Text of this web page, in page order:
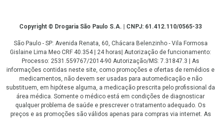
CopyrightCopyright © Drogaria São Paulo S.A. | CNPJ: 61.412.110/0565-33
São Paulo - SP: Avenida Renata, 60, Chácara Belenzinho - Vila Formosa
Gislaine Lima Meo CRF 40.354 | 24 horas| Autorização de funcionamento:
Processo: 2531.559767/2014-90 Autorização/MS: 7.31847.3 | As
informações contidas neste site, como promoções e ofertas de remédios e
medicamentos, não devem ser usadas para automedicação e não
substituem, em hipótese alguma, a medicação prescrita pelo profissional da
área médica. Somente o médico está em condições de diagnosticar
qualquer problema de saúde e prescrever o tratamento adequado. Os
preços e as promoções são válidos apenas para compras via internet. As